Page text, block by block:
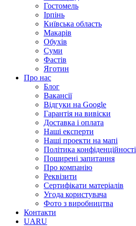
Гостомель
Ірпінь
Київська область
Макарів
Обухів
Суми
Фастів
Яготин
Про нас
Блог
Вакансії
Відгуки на Google
Гарантія на вивіски
Доставка і оплата
Наші експерти
Наші проекти на мапі
Політика конфіденційності
Поширені запитання
Про компанію
Реквізити
Сертифікати матеріалів
Угода користувача
Фото з виробництва
Контакти
UARU